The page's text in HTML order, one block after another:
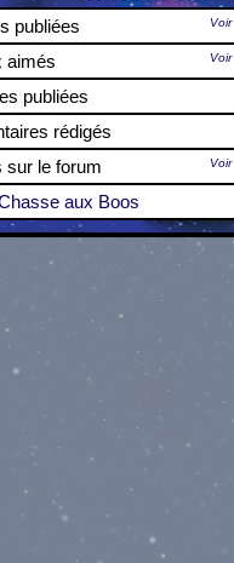
publiées Voir
aimés
Voir
publiées
rédigés
sur le forum
Voir
aux Boos